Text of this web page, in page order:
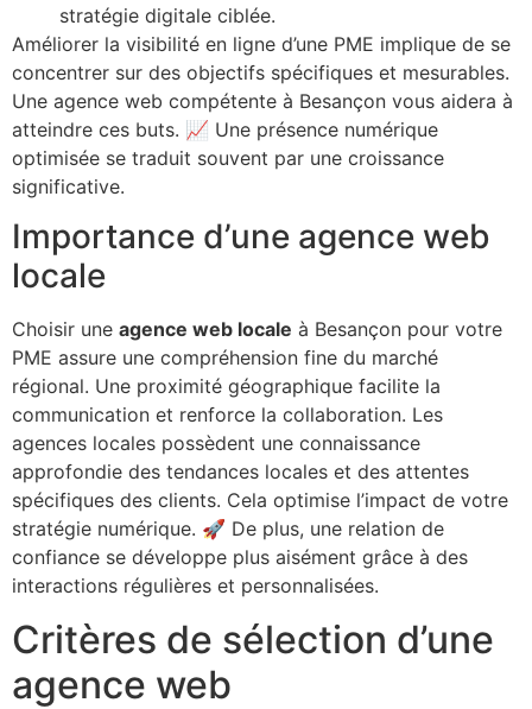
stratégie digitale ciblée.
Améliorer la visibilité en ligne d’une PME implique de se
concentrer sur des objectifs spécifiques et mesurables.
Une agence web compétente à Besançon vous aidera à
atteindre ces buts. 📈 Une présence numérique
optimisée se traduit souvent par une croissance
significative.
Importance d’une agence web
locale
Choisir une agence web locale à Besançon pour votre
PME assure une compréhension fine du marché
régional. Une proximité géographique facilite la
communication et renforce la collaboration. Les
agences locales possèdent une connaissance
approfondie des tendances locales et des attentes
spécifiques des clients. Cela optimise l’impact de votre
stratégie numérique. 🚀 De plus, une relation de
confiance se développe plus aisément grâce à des
interactions régulières et personnalisées.
Critères de sélection d’une
agence web